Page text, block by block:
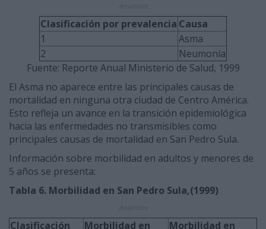
Clasificación por prevalencia Causa
1
Asma
2
Neumonía
Fuente: Reporte Anual Ministerio de Salud, 1999
El Asma no aparece entre las principales causas de
mortalidad en ninguna otra ciudad de Centro América.
Esto refleja un avance en la transición epidemiológica
hacia las enfermedades no transmisibles como
principales causas de mortalidad en San Pedro Sula.
Información sobre morbilidad en adultos y menores de
5 años se presenta:
Tabla 6. Morbilidad en San Pedro Sula,(1999)
Clasificación
Morbilidad en
Morbilidad en